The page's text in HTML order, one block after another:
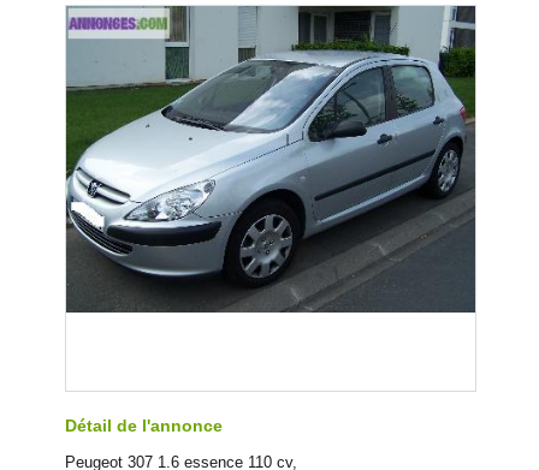
Détail de l'annonce
Peugeot 307 1.6 essence 110 cv,